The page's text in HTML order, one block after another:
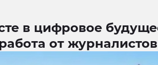
в цифровое
от